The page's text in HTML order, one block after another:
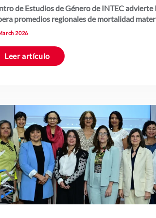
de Estudios de Género de INTEC advierte
promedios regionales de mortalidad
2026
Leer artículo